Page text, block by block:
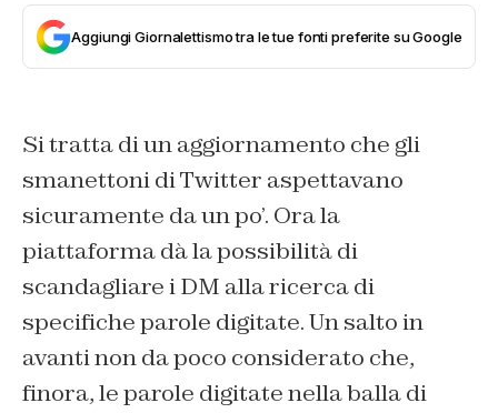
Aggiungi Giornalettismo tra le tue fonti preferite su Google
Si tratta di un aggiornamento che gli
smanettoni di Twitter aspettavano
sicuramente da un po’. Ora la
piattaforma dà la possibilità di
scandagliare i DM alla ricerca di
specifiche parole digitate. Un salto in
avanti non da poco considerato che,
finora, le parole digitate nella balla di